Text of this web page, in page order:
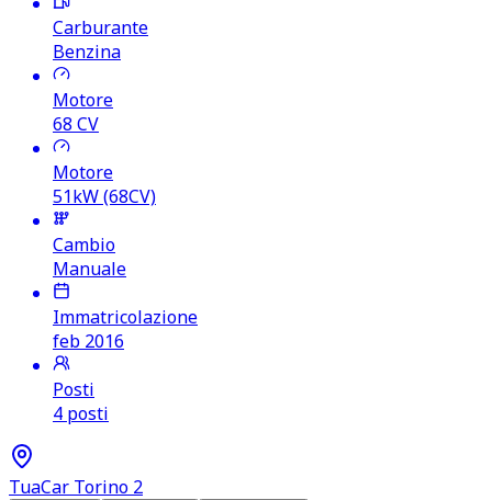
Carburante
Benzina
Motore
68 CV
Motore
51kW (68CV)
Cambio
Manuale
Immatricolazione
feb 2016
Posti
4 posti
TuaCar Torino 2